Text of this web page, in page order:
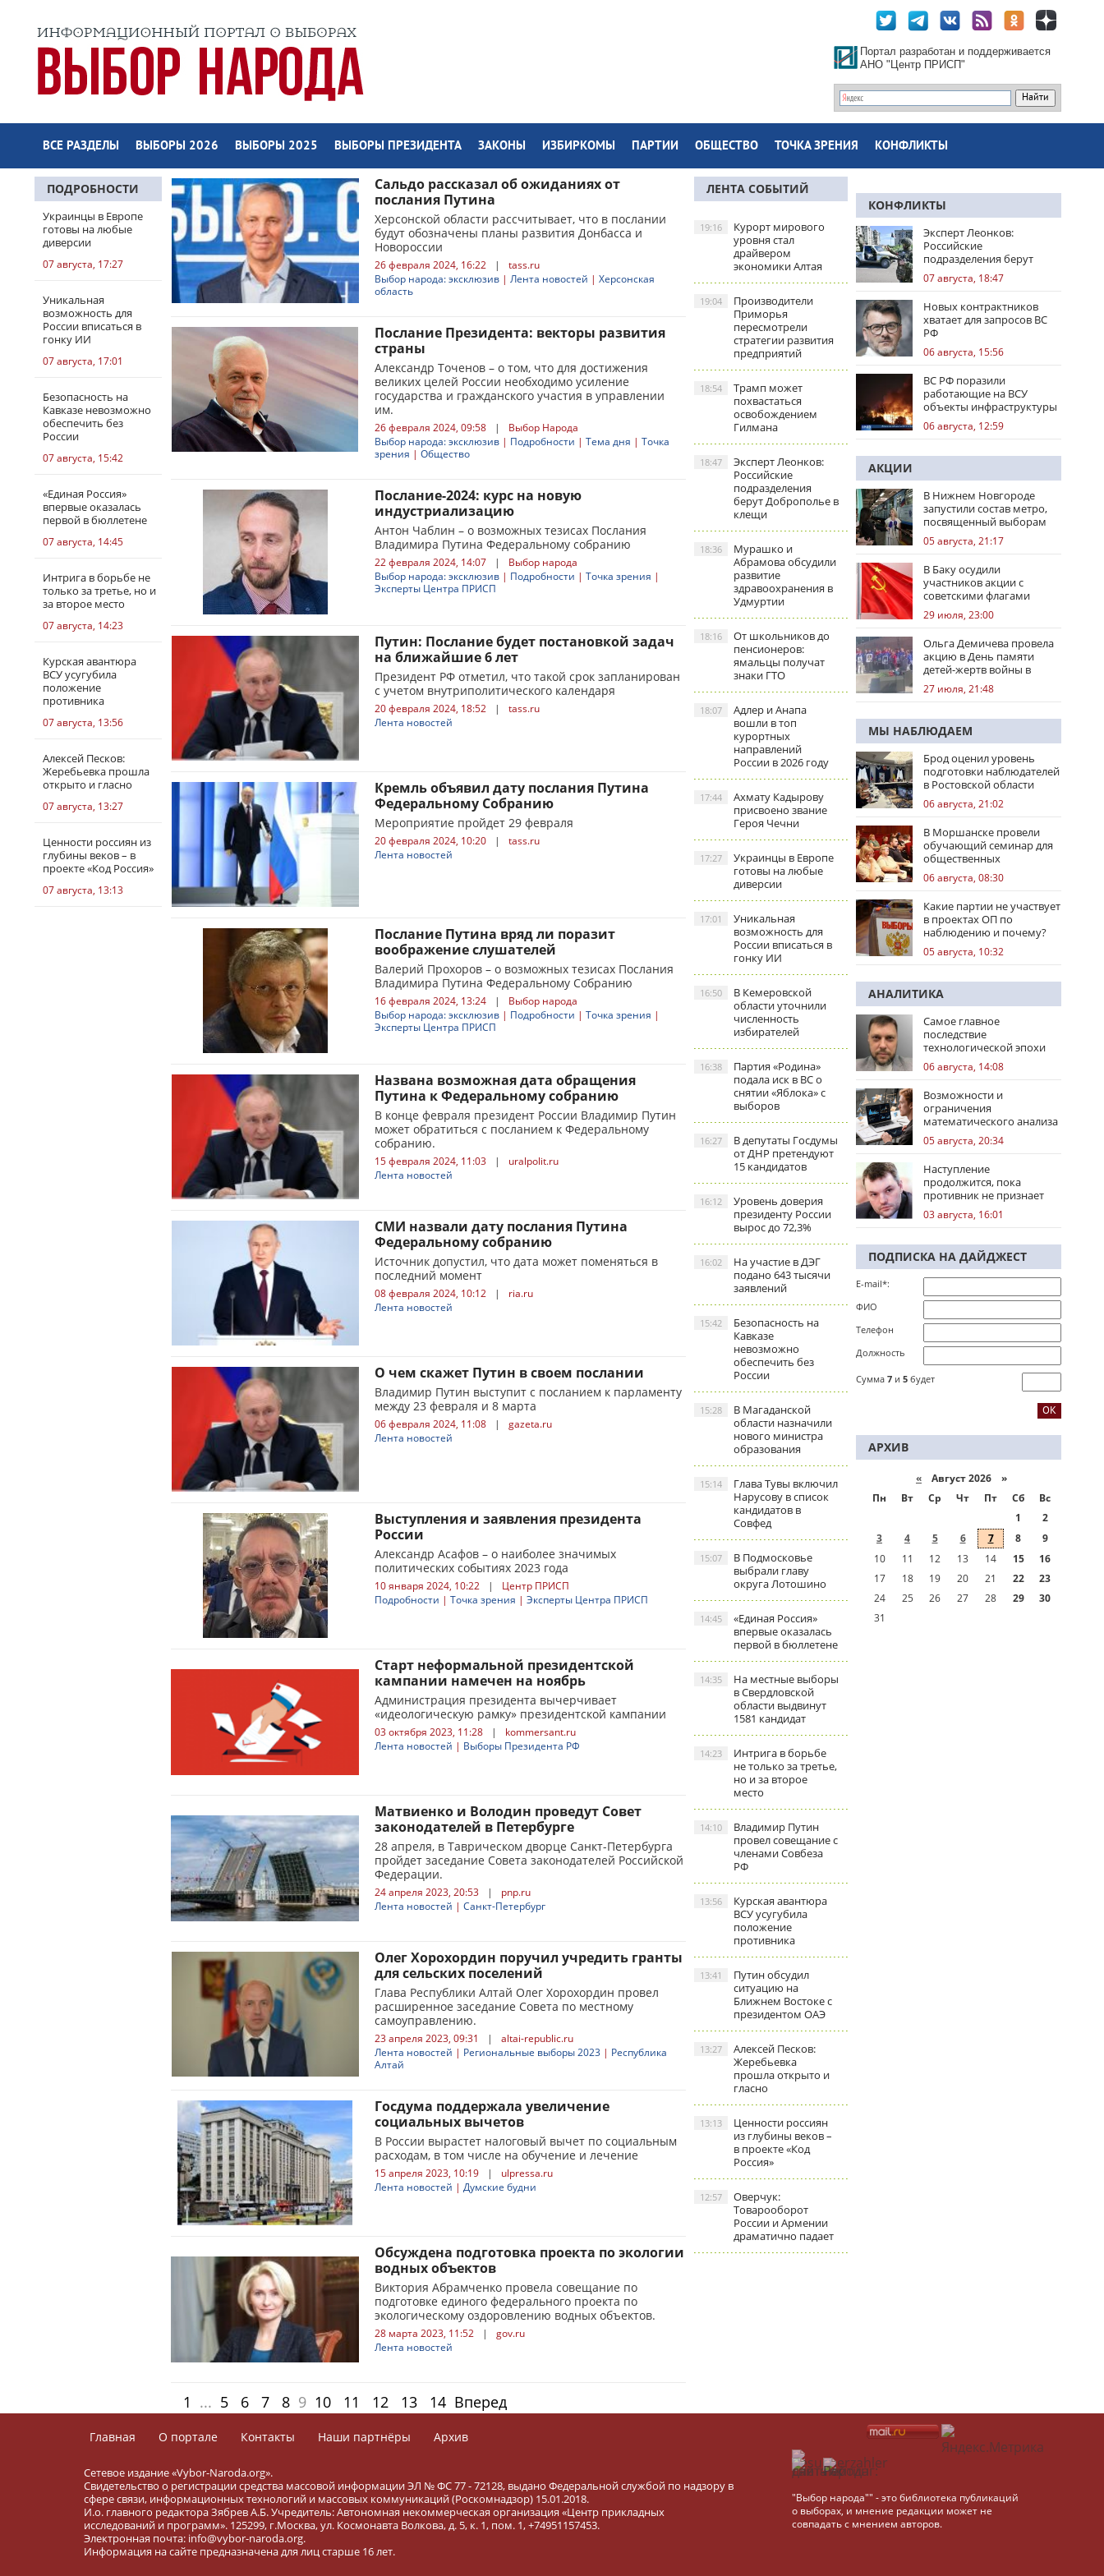
Портал разработан и поддерживается
АНО "Центр ПРИСП"
ВСЕ РАЗДЕЛЫ ВЫБОРЫ 2026 ВЫБОРЫ 2025 ВЫБОРЫ ПРЕЗИДЕНТА ЗАКОНЫ ИЗБИРКОМЫ ПАРТИИ ОБЩЕСТВО ТОЧКА ЗРЕНИЯ КОНФЛИКТЫ
ПОДРОБНОСТИ
Украинцы в Европе
готовы на любые
диверсии
07 августа, 17:27
Уникальная
возможность для
России вписаться в
гонку ИИ
07 августа, 17:01
Безопасность на
Кавказе невозможно
обеспечить без
России
07 августа, 15:42
«Единая Россия»
впервые оказалась
первой в бюллетене
07 августа, 14:45
Интрига в борьбе не
только за третье, но и
за второе место
07 августа, 14:23
Курская авантюра
ВСУ усугубила
положение
противника
07 августа, 13:56
Алексей Песков:
Жеребьевка прошла
открыто и гласно
07 августа, 13:27
Ценности россиян из
глубины веков – в
проекте «Код Россия»
07 августа, 13:13
Сальдо рассказал об ожиданиях от
послания Путина
Херсонской области рассчитывает, что в послании
будут обозначены планы развития Донбасса и
Новороссии
26 февраля 2024, 16:22 |
tass.ru
Выбор народа: эксклюзив | Лента новостей | Херсонская
область
Послание Президента: векторы развития
страны
Александр Точенов – о том, что для достижения
великих целей России необходимо усиление
государства и гражданского участия в управлении
им.
26 февраля 2024, 09:58 |
Выбор Народа
Выбор народа: эксклюзив | Подробности | Тема дня | Точка
зрения | Общество
Послание-2024: курс на новую
индустриализацию
Антон Чаблин – о возможных тезисах Послания
Владимира Путина Федеральному собранию
22 февраля 2024, 14:07 |
Выбор народа
Выбор народа: эксклюзив | Подробности | Точка зрения |
Эксперты Центра ПРИСП
Путин: Послание будет постановкой задач
на ближайшие 6 лет
Президент РФ отметил, что такой срок запланирован
с учетом внутриполитического календаря
20 февраля 2024, 18:52 |
tass.ru
Лента новостей
Кремль объявил дату послания Путина
Федеральному Собранию
Мероприятие пройдет 29 февраля
20 февраля 2024, 10:20 |
tass.ru
Лента новостей
Послание Путина вряд ли поразит
воображение слушателей
Валерий Прохоров – о возможных тезисах Послания
Владимира Путина Федеральному Собранию
16 февраля 2024, 13:24 |
Выбор народа
Выбор народа: эксклюзив | Подробности | Точка зрения |
Эксперты Центра ПРИСП
Названа возможная дата обращения
Путина к Федеральному собранию
В конце февраля президент России Владимир Путин
может обратиться с посланием к Федеральному
собранию.
15 февраля 2024, 11:03 |
uralpolit.ru
Лента новостей
СМИ назвали дату послания Путина
Федеральному собранию
Источник допустил, что дата может поменяться в
последний момент
08 февраля 2024, 10:12 |
ria.ru
Лента новостей
О чем скажет Путин в своем послании
Владимир Путин выступит с посланием к парламенту
между 23 февраля и 8 марта
06 февраля 2024, 11:08 |
gazeta.ru
Лента новостей
Выступления и заявления президента
России
Александр Асафов – о наиболее значимых
политических событиях 2023 года
10 января 2024, 10:22 |
Центр ПРИСП
Подробности | Точка зрения | Эксперты Центра ПРИСП
Старт неформальной президентской
кампании намечен на ноябрь
Администрация президента вычерчивает
«идеологическую рамку» президентской кампании
03 октября 2023, 11:28 |
kommersant.ru
Лента новостей | Выборы Президента РФ
Матвиенко и Володин проведут Совет
законодателей в Петербурге
28 апреля, в Таврическом дворце Санкт-Петербурга
пройдет заседание Совета законодателей Российской
Федерации.
24 апреля 2023, 20:53 |
pnp.ru
Лента новостей | Санкт-Петербург
Олег Хорохордин поручил учредить гранты
для сельских поселений
Глава Республики Алтай Олег Хорохордин провел
расширенное заседание Совета по местному
самоуправлению.
23 апреля 2023, 09:31 |
altai-republic.ru
Лента новостей | Региональные выборы 2023 | Республика
Алтай
Госдума поддержала увеличение
социальных вычетов
В России вырастет налоговый вычет по социальным
расходам, в том числе на обучение и лечение
15 апреля 2023, 10:19 |
ulpressa.ru
Лента новостей | Думские будни
Обсуждена подготовка проекта по экологии
водных объектов
Виктория Абрамченко провела совещание по
подготовке единого федерального проекта по
экологическому оздоровлению водных объектов.
28 марта 2023, 11:52 |
gov.ru
Лента новостей
1 ... 5 6 7 8 9 10 11 12 13 14 Вперед
ЛЕНТА СОБЫТИЙ
Курорт мирового
уровня стал
драйвером
экономики Алтая
19:16
Производители
Приморья
пересмотрели
стратегии развития
предприятий
19:04
Трамп может
похвастаться
освобождением
Гилмана
18:54
Эксперт Леонков:
Российские
подразделения
берут Доброполье в
клещи
18:47
Мурашко и
Абрамова обсудили
развитие
здравоохранения в
Удмуртии
18:36
От школьников до
пенсионеров:
ямальцы получат
знаки ГТО
18:16
Адлер и Анапа
вошли в топ
курортных
направлений
России в 2026 году
18:07
Ахмату Кадырову
присвоено звание
Героя Чечни
17:44
Украинцы в Европе
готовы на любые
диверсии
17:27
Уникальная
возможность для
России вписаться в
гонку ИИ
17:01
В Кемеровской
области уточнили
численность
избирателей
16:50
Партия «Родина»
подала иск в ВС о
снятии «Яблока» с
выборов
16:38
В депутаты Госдумы
от ДНР претендуют
15 кандидатов
16:27
Уровень доверия
президенту России
вырос до 72,3%
16:12
На участие в ДЭГ
подано 643 тысячи
заявлений
16:02
Безопасность на
Кавказе
невозможно
обеспечить без
России
15:42
В Магаданской
области назначили
нового министра
образования
15:28
Глава Тувы включил
Нарусову в список
кандидатов в
Совфед
15:14
В Подмосковье
выбрали главу
округа Лотошино
15:07
«Единая Россия»
впервые оказалась
первой в бюллетене
14:45
На местные выборы
в Свердловской
области выдвинут
1581 кандидат
14:35
Интрига в борьбе
не только за третье,
но и за второе
место
14:23
Владимир Путин
провел совещание с
членами Совбеза
РФ
14:10
Курская авантюра
ВСУ усугубила
положение
противника
13:56
Путин обсудил
ситуацию на
Ближнем Востоке с
президентом ОАЭ
13:41
Алексей Песков:
Жеребьевка
прошла открыто и
гласно
13:27
Ценности россиян
из глубины веков –
в проекте «Код
Россия»
13:13
Оверчук:
Товарооборот
России и Армении
драматично падает
12:57
КОНФЛИКТЫ
Эксперт Леонков:
Российские
подразделения берут
Доброполье в клещи
07 августа, 18:47
Новых контрактников
хватает для запросов ВС
РФ
06 августа, 15:56
ВС РФ поразили
работающие на ВСУ
объекты инфраструктуры
и центры логистики
06 августа, 12:59
АКЦИИ
В Нижнем Новгороде
запустили состав метро,
посвященный выборам
05 августа, 21:17
В Баку осудили
участников акции с
советскими флагами
29 июля, 23:00
Ольга Демичева провела
акцию в День памяти
детей-жертв войны в
Донбассе
27 июля, 21:48
МЫ НАБЛЮДАЕМ
Брод оценил уровень
подготовки наблюдателей
в Ростовской области
06 августа, 21:02
В Моршанске провели
обучающий семинар для
общественных
наблюдателей
06 августа, 08:30
Какие партии не участвует
в проектах ОП по
наблюдению и почему?
05 августа, 10:32
АНАЛИТИКА
Самое главное
последствие
технологической эпохи
06 августа, 14:08
Возможности и
ограничения
математического анализа
избирательных кампаний
05 августа, 20:34
Наступление
продолжится, пока
противник не признает
стратегическое
поражение
03 августа, 16:01
ПОДПИСКА НА ДАЙДЖЕСТ
E-mail*:
ФИО
Телефон
Должность
Сумма 7 и 5 будет
АРХИВ
« Август 2026 »
Пн
Вт Ср Чт Пт Сб
Вс
1
2
3
4 5 6 7 8
9
10
11 12 13 14 15
16
17
18 19 20 21 22
23
24
25 26 27 28 29
30
31
Главная О портале Контакты Наши партнёры Архив
Сетевое издание «Vybor-Naroda.org».
Свидетельство о регистрации средства массовой информации ЭЛ № ФС 77 - 72128, выдано Федеральной службой по надзору в
сфере связи, информационных технологий и массовых коммуникаций (Роскомнадзор) 15.01.2018.
И.о. главного редактора Зябрев А.Б. Учредитель: Автономная некоммерческая организация «Центр прикладных
исследований и программ». 125299, г.Москва, ул. Космонавта Волкова, д. 5, к. 1, пом. 1, +74951157453.
Электронная почта: info@vybor-naroda.org.
Информация на сайте предназначена для лиц старше 16 лет.
"Выбор народа"" - это библиотека публикаций
о выборах, и мнение редакции может не
совпадать с мнением авторов.